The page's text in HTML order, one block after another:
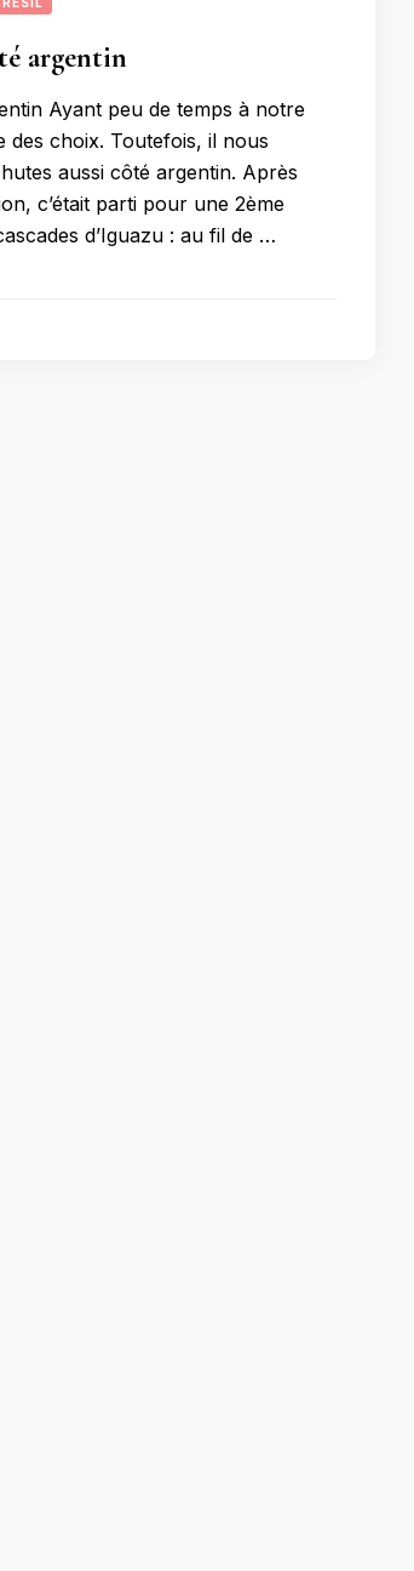
argentin
Ayant peu de temps à notre
des choix. Toutefois, il nous
aussi côté argentin. Après
c’était parti pour une 2ème
d’Iguazu : au fil de …